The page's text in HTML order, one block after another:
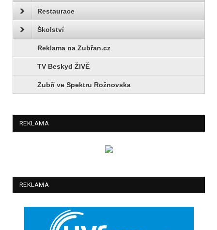
Restaurace
Školství
Reklama na Zubřan.cz
TV Beskyd ŽIVĚ
Zubří ve Spektru Rožnovska
REKLAMA
REKLAMA